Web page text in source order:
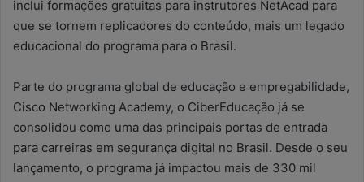
inclui formações gratuitas para instrutores NetAcad para
que se tornem replicadores do conteúdo, mais um legado
educacional do programa para o Brasil.
Parte do programa global de educação e empregabilidade,
Cisco Networking Academy, o CiberEducação já se
consolidou como uma das principais portas de entrada
para carreiras em segurança digital no Brasil. Desde o seu
lançamento, o programa já impactou mais de 330 mil